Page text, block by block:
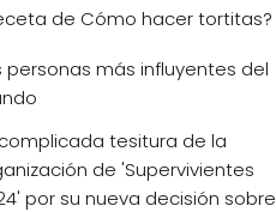
de Cómo hacer tortitas?
personas más influyentes del
tesitura de la
de 'Supervivientes
por su nueva decisión sobre